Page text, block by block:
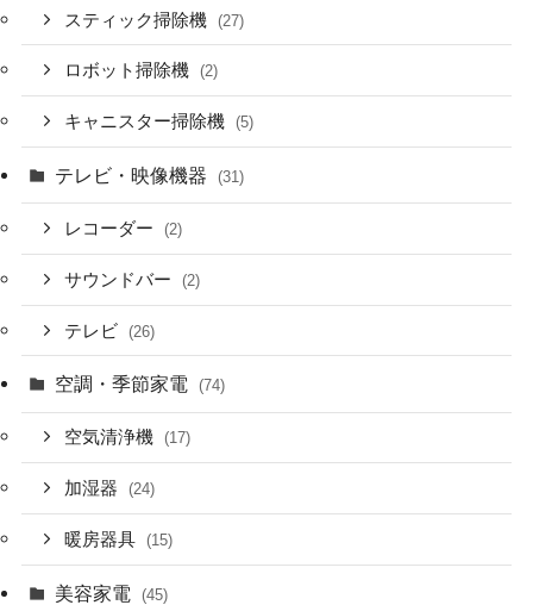
スティック掃除機 (27)
ロボット掃除機 (2)
キャニスター掃除機 (5)
テレビ・映像機器 (31)
レコーダー (2)
サウンドバー (2)
テレビ (26)
空調・季節家電 (74)
空気清浄機 (17)
加湿器 (24)
暖房器具 (15)
美容家電 (45)